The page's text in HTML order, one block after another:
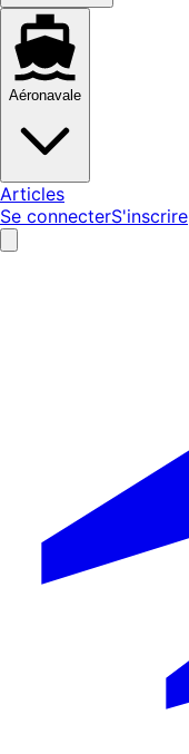
Aéronavale
Articles
Se connecterS'inscrire